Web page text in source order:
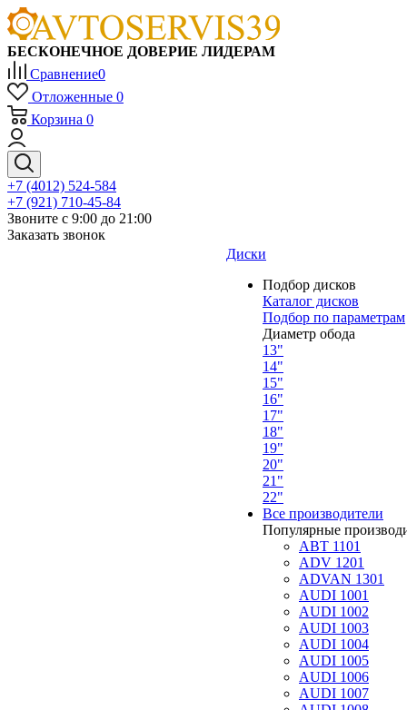
БЕСКОНЕЧНОЕ ДОВЕРИЕ ЛИДЕРАМ
Сравнение0
Отложенные 0
Корзина 0
+7 (4012) 524-584
+7 (921) 710-45-84
Звоните с 9:00 до 21:00
Заказать звонок
Диски
Подбор дисков
Каталог дисков
Подбор по параметрам
Диаметр обода
13"
14"
15"
16"
17"
18"
19"
20"
21"
22"
Все производители
Популярные
ABT 1101
ADV 1201
ADVAN 1301
AUDI 1001
AUDI 1002
AUDI 1003
AUDI 1004
AUDI 1005
AUDI 1006
AUDI 1007